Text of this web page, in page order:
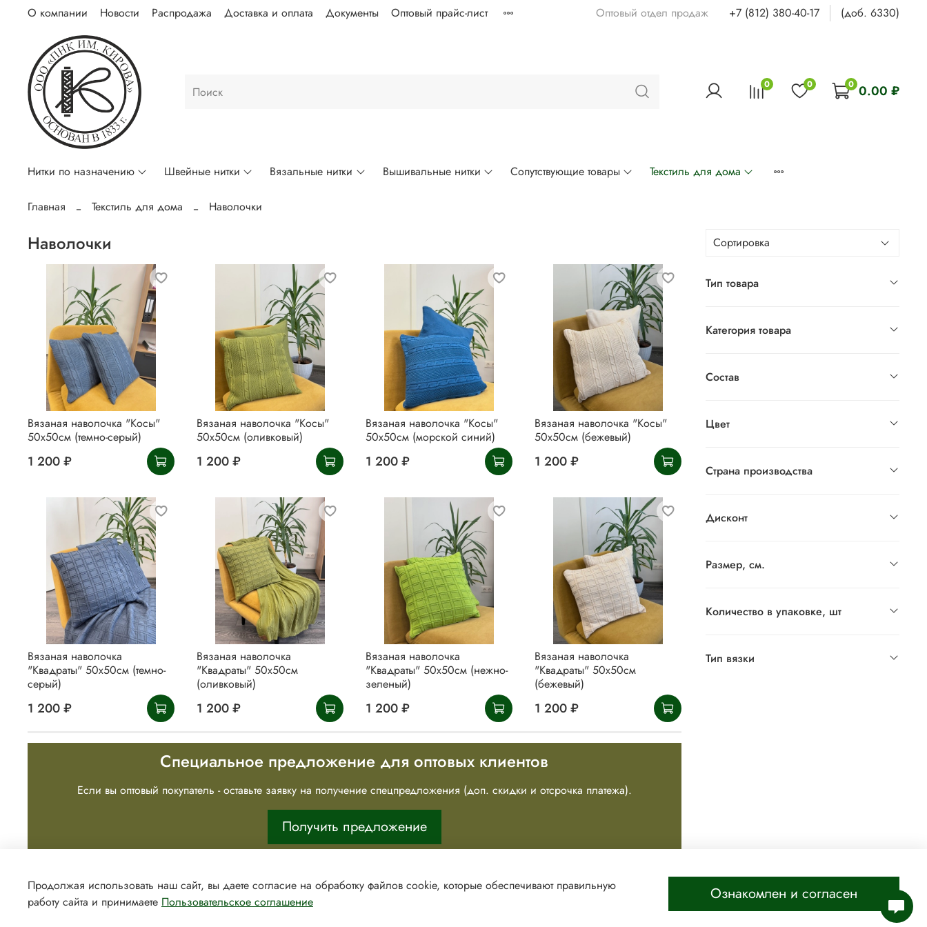
О компании Новости Распродажа Доставка и оплата Документы Оптовый прайс-лист Оптовый отдел продаж +7 (812) 380-40-17 (доб. 6330)
0 0 0 0.00 ₽
Нитки по назначению Швейные нитки Вязальные нитки Вышивальные нитки Сопутствующие товары Текстиль для дома
Главная Текстиль для дома Наволочки
Наволочки
Вязаная наволочка "Косы"
50х50см (темно-серый)
1 200 ₽
Вязаная наволочка "Косы"
50х50см (оливковый)
1 200 ₽
Вязаная наволочка "Косы"
50х50см (морской синий)
1 200 ₽
Вязаная наволочка "Косы"
50х50см (бежевый)
1 200 ₽
Вязаная наволочка
"Квадраты" 50х50см (темно-
серый)
1 200 ₽
Вязаная наволочка
"Квадраты" 50х50см
(оливковый)
1 200 ₽
Вязаная наволочка
"Квадраты" 50х50см (нежно-
зеленый)
1 200 ₽
Вязаная наволочка
"Квадраты" 50х50см
(бежевый)
1 200 ₽
Специальное предложение для оптовых клиентов
Если вы оптовый покупатель - оставьте заявку на получение спецпредложения (доп. скидки и отсрочка платежа).
Получить предложение
Тип товара
Категория товара
Состав
Цвет
Страна производства
Дисконт
Размер, см.
Количество в упаковке, шт
Тип вязки
Режим работы офиса: Пн-Пт 8:30-17:00
+7(921) 861-19-59 (интернет-магазин) +7(931) 239-81-06 (розничный магазин)
Продолжая использовать наш сайт, вы даете согласие на обработку файлов cookie, которые обеспечивают правильную
работу сайта и принимаете Пользовательское соглашение Ознакомлен и согласен